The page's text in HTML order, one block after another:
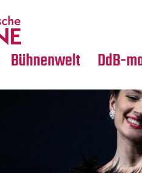
Bühnenwelt
Medientipps
DdB-